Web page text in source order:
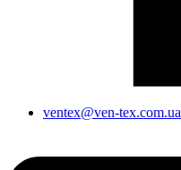
ventex@ven-tex.com.ua